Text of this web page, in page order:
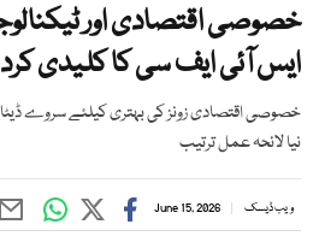
خصوصی اقتصادی اور
ایس آئی ایف سی کا کلیدی
خصوصی اقتصادی زونز کی بہتری کیلئے سروے ڈیٹا
نیا لائحہ عمل ترتیب
ویب ڈیسک June 15, 2026